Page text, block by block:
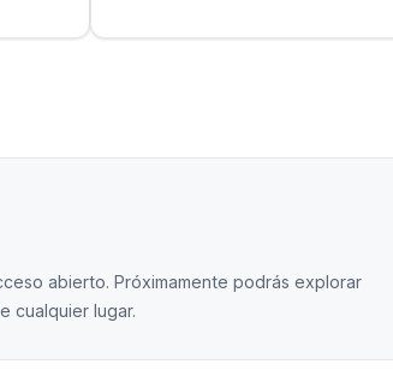
abierto. Próximamente podrás explorar
cualquier lugar.